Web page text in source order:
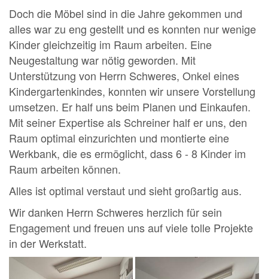
Doch die Möbel sind in die Jahre gekommen und
alles war zu eng gestellt und es konnten nur wenige
Kinder gleichzeitig im Raum arbeiten. Eine
Neugestaltung war nötig geworden. Mit
Unterstützung von Herrn Schweres, Onkel eines
Kindergartenkindes, konnten wir unsere Vorstellung
umsetzen. Er half uns beim Planen und Einkaufen.
Mit seiner Expertise als Schreiner half er uns, den
Raum optimal einzurichten und montierte eine
Werkbank, die es ermöglicht, dass 6 - 8 Kinder im
Raum arbeiten können.
Alles ist optimal verstaut und sieht großartig aus.
Wir danken Herrn Schweres herzlich für sein
Engagement und freuen uns auf viele tolle Projekte
in der Werkstatt.